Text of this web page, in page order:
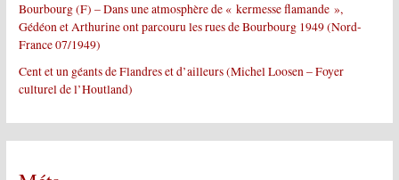
Bourbourg (F) – Dans une atmosphère de « kermesse flamande »,
Gédéon et Arthurine ont parcouru les rues de Bourbourg 1949 (Nord-
France 07/1949)
Cent et un géants de Flandres et d’ailleurs (Michel Loosen – Foyer
culturel de l’Houtland)